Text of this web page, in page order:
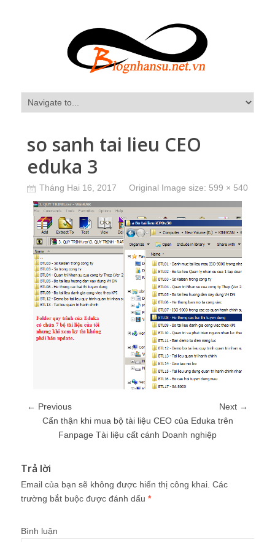
so sanh tai lieu CEO
eduka 3
Tháng Hai 16, 2017 Original Image size: 599 × 540
← Previous
Next →
Cẩn thận khi mua bộ tài liệu CEO của Eduka trên
Fanpage Tài liệu cất cánh Doanh nghiệp
Trả lời
Email của bạn sẽ không được hiển thị công khai. Các
trường bắt buộc được đánh dấu *
Bình luận